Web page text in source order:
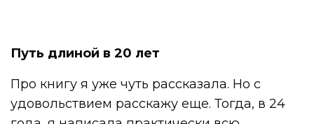
Путь длиной в 20 лет
Про книгу я уже чуть рассказала. Но с
удовольствием расскажу еще. Тогда, в 24